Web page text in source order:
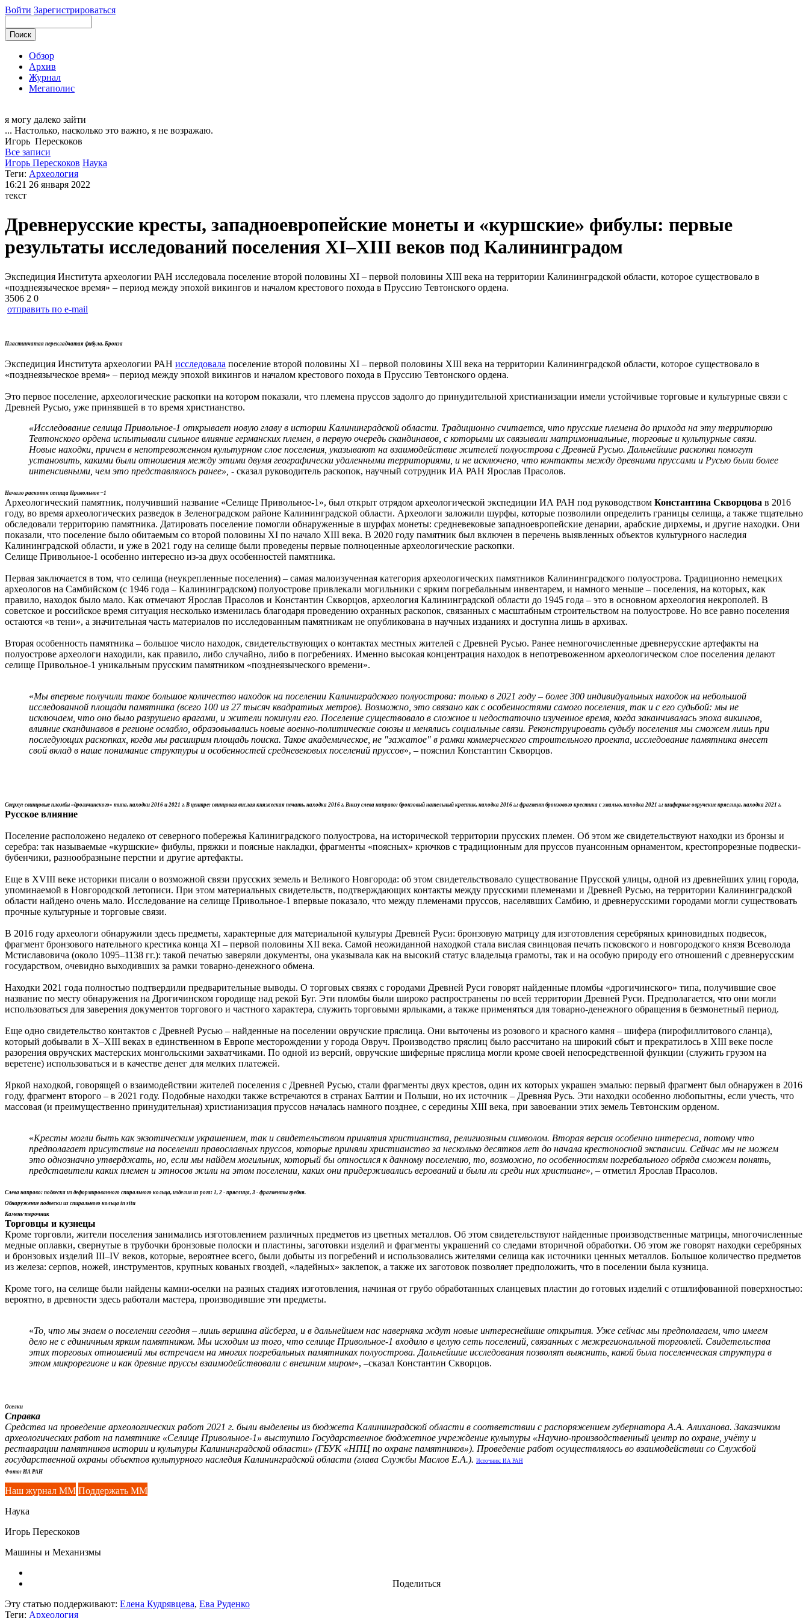
Войти Зарегистрироваться
Обзор
Архив
Журнал
Мегаполис
я могу далеко зайти
... Настолько, насколько это важно, я не возражаю.
Игорь Перескоков
Все записи
Игорь Перескоков Наука
Теги: Археология
16:21 26 января 2022
текст
Древнерусские кресты, западноевропейские монеты и «куршские» фибулы: первые
результаты исследований поселения XI–XIII веков под Калининградом
Экспедиция Института археологии РАН исследовала поселение второй половины XI – первой половины XIII века на территории Калининградской области, которое существовало в
«позднеязыческое время» – период между эпохой викингов и началом крестового похода в Пруссию Тевтонского ордена.
3506 2 0
отправить по e-mail
Пластинчатая перекладчатая фибула. Бронза
Экспедиция Института археологии РАН исследовала поселение второй половины XI – первой половины XIII века на территории Калининградской области, которое существовало в
«позднеязыческое время» – период между эпохой викингов и началом крестового похода в Пруссию Тевтонского ордена.
Это первое поселение, археологические раскопки на котором показали, что племена пруссов задолго до принудительной христианизации имели устойчивые торговые и культурные связи с
Древней Русью, уже принявшей в то время христианство.
«Исследование селища Привольное-1 открывает новую главу в истории Калининградской области. Традиционно считается, что прусские племена до прихода на эту территорию
Тевтонского ордена испытывали сильное влияние германских племен, в первую очередь скандинавов, с которыми их связывали матримониальные, торговые и культурные связи.
Новые находки, причем в непотревоженном культурном слое поселения, указывают на взаимодействие жителей полуострова с Древней Русью. Дальнейшие раскопки помогут
установить, какими были отношения между этими двумя географически удаленными территориями, и не исключено, что контакты между древними пруссами и Русью были более
интенсивными, чем это представлялось ранее», - сказал руководитель раскопок, научный сотрудник ИА РАН Ярослав Прасолов.
Начало раскопок селища Привольное –1
Археологический памятник, получивший название «Селище Привольное-1», был открыт отрядом археологической экспедиции ИА РАН под руководством Константина Скворцова в 2016
году, во время археологических разведок в Зеленоградском районе Калининградской области. Археологи заложили шурфы, которые позволили определить границы селища, а также тщательно
обследовали территорию памятника. Датировать поселение помогли обнаруженные в шурфах монеты: средневековые западноевропейские денарии, арабские дирхемы, и другие находки. Они
показали, что поселение было обитаемым со второй половины XI по начало XIII века. В 2020 году памятник был включен в перечень выявленных объектов культурного наследия
Калининградской области, и уже в 2021 году на селище были проведены первые полноценные археологические раскопки.
Селище Привольное-1 особенно интересно из-за двух особенностей памятника.
Первая заключается в том, что селища (неукрепленные поселения) – самая малоизученная категория археологических памятников Калининградского полуострова. Традиционно немецких
археологов на Самбийском (с 1946 года – Калининградском) полуострове привлекали могильники с ярким погребальным инвентарем, и намного меньше – поселения, на которых, как
правило, находок было мало. Как отмечают Ярослав Прасолов и Константин Скворцов, археология Калининградской области до 1945 года – это в основном археология некрополей. В
советское и российское время ситуация несколько изменилась благодаря проведению охранных раскопок, связанных с масштабным строительством на полуострове. Но все равно поселения
остаются «в тени», а значительная часть материалов по исследованным памятникам не опубликована в научных изданиях и доступна лишь в архивах.
Вторая особенность памятника – большое число находок, свидетельствующих о контактах местных жителей с Древней Русью. Ранее немногочисленные древнерусские артефакты на
полуострове археологи находили, как правило, либо случайно, либо в погребениях. Именно высокая концентрация находок в непотревоженном археологическом слое поселения делают
селище Привольное-1 уникальным прусским памятником «позднеязыческого времени».
«Мы впервые получили такое большое количество находок на поселении Калиниградского полуострова: только в 2021 году – более 300 индивидуальных находок на небольшой
исследованной площади памятника (всего 100 из 27 тысяч квадратных метров). Возможно, это связано как с особенностями самого поселения, так и с его судьбой: мы не
исключаем, что оно было разрушено врагами, и жители покинули его. Поселение существовало в сложное и недостаточно изученное время, когда заканчивалась эпоха викингов,
влияние скандинавов в регионе ослабло, образовывались новые военно-политические союзы и менялись социальные связи. Реконструировать судьбу поселения мы сможем лишь при
последующих раскопках, когда мы расширим площадь поиска. Такое академическое, не "зажатое" в рамки коммерческого строительного проекта, исследование памятника внесет
свой вклад в наше понимание структуры и особенностей средневековых поселений пруссов», – пояснил Константин Скворцов.
Сверху: свинцовые пломбы «дрогичинского» типа, находки 2016 и 2021 г. В центре: свинцовая вислая княжеская печать, находка 2016 г. Внизу слева направо: бронзовый нательный крестик, находка 2016 г.; фрагмент бронзового крестика с эмалью, находка 2021 г.; шиферные овручские пряслица, находка 2021 г.
Русское влияние
Поселение расположено недалеко от северного побережья Калиниградского полуострова, на исторической территории прусских племен. Об этом же свидетельствуют находки из бронзы и
серебра: так называемые «куршские» фибулы, пряжки и поясные накладки, фрагменты «поясных» крючков с традиционным для пруссов пуансонным орнаментом, крестопрорезные подвески-
бубенчики, разнообразныне перстни и другие артефакты.
Еще в XVIII веке историки писали о возможной связи прусских земель и Великого Новгорода: об этом свидетельствовало существование Прусской улицы, одной из древнейших улиц города,
упоминаемой в Новгородской летописи. При этом материальных свидетельств, подтверждающих контакты между прусскими племенами и Древней Русью, на территории Калининградской
области найдено очень мало. Исследование на селище Привольное-1 впервые показало, что между племенами пруссов, населявших Самбию, и древнерусскими городами могли существовать
прочные культурные и торговые связи.
В 2016 году археологи обнаружили здесь предметы, характерные для материальной культуры Древней Руси: бронзовую матрицу для изготовления серебряных криновидных подвесок,
фрагмент бронзового нательного крестика конца XI – первой половины XII века. Самой неожиданной находкой стала вислая свинцовая печать псковского и новгородского князя Всеволода
Мстиславовича (около 1095–1138 гг.): такой печатью заверяли документы, она указывала как на высокий статус владельца грамоты, так и на особую природу его отношений с древнерусским
государством, очевидно выходивших за рамки товарно-денежного обмена.
Находки 2021 года полностью подтвердили предварительные выводы. О торговых связях с городами Древней Руси говорят найденные пломбы «дрогичинского» типа, получившие свое
название по месту обнаружения на Дрогичинском городище над рекой Буг. Эти пломбы были широко распространены по всей территории Древней Руси. Предполагается, что они могли
использоваться для заверения документов торгового и частного характера, служить торговыми ярлыками, а также применяться для товарно-денежного обращения в безмонетный период.
Еще одно свидетельство контактов с Древней Русью – найденные на поселении овручские пряслица. Они выточены из розового и красного камня – шифера (пирофиллитового сланца),
который добывали в X–XIII веках в единственном в Европе месторождении у города Овруч. Производство пряслиц было рассчитано на широкий сбыт и прекратилось в XIII веке после
разорения овручских мастерских монгольскими захватчиками. По одной из версий, овручские шиферные пряслица могли кроме своей непосредственной функции (служить грузом на
веретене) использоваться и в качестве денег для мелких платежей.
Яркой находкой, говорящей о взаимодействии жителей поселения с Древней Русью, стали фрагменты двух крестов, один их которых украшен эмалью: первый фрагмент был обнаружен в 2016
году, фрагмент второго – в 2021 году. Подобные находки также встречаются в странах Балтии и Польши, но их источник – Древняя Русь. Эти находки особенно любопытны, если учесть, что
массовая (и преимущественно принудительная) христианизация пруссов началась намного позднее, с середины XIII века, при завоевании этих земель Тевтонским орденом.
«Кресты могли быть как экзотическим украшением, так и свидетельством принятия христианства, религиозным символом. Вторая версия особенно интересна, потому что
предполагает присутствие на поселении православных пруссов, которые приняли христианство за несколько десятков лет до начала крестоносной экспансии. Сейчас мы не можем
это однозначно утверджать, но, если мы найдем могильник, который бы относился к данному поселению, то, возможно, по особенностям погребального обряда сможем понять,
представители каких племен и этносов жили на этом поселении, каких они придерживались верований и были ли среди них христиане», – отметил Ярослав Прасолов.
Cлева направо: подвеска из деформированного спирального кольца, изделия из рога: 1, 2 - пряслица, 3 - фрагменты гребня.
Обнаружение подвески из спирального кольца in situ
Камень-терочник
Торговцы и кузнецы
Кроме торговли, жители поселения занимались изготовлением различных предметов из цветных металлов. Об этом свидетельствуют найденные производственные матрицы, многочисленные
медные оплавки, свернутые в трубочки бронзовые полоски и пластины, заготовки изделий и фрагменты украшений со следами вторичной обработки. Об этом же говорят находки серебряных
и бронзовых изделий III–IV веков, которые, вероятнее всего, были добыты из погребений и использовались жителями селища как источники ценных металлов. Большое количество предметов
из железа: серпов, ножей, инструментов, крупных кованых гвоздей, «ладейных» заклепок, а также их заготовок позволяет предположить, что в поселении была кузница.
Кроме того, на селище были найдены камни-оселки на разных стадиях изготовления, начиная от грубо обработанных сланцевых пластин до готовых изделий с отшлифованной поверхностью:
вероятно, в древности здесь работали мастера, производившие эти предметы.
«То, что мы знаем о поселении сегодня – лишь вершина айсберга, и в дальнейшем нас наверняка ждут новые интереснейшие открытия. Уже сейчас мы предполагаем, что имеем
дело не с единичным ярким памятником. Мы исходим из того, что селище Привольное-1 входило в целую сеть поселений, связанных с межрегиональной торговлей. Свидетельства
этих торговых отношений мы встречаем на многих погребальных памятниках полуострова. Дальнейшие исследования позволят выяснить, какой была поселенческая структура в
этом микрорегионе и как древние пруссы взаимодействовали с внешним миром», –сказал Константин Скворцов.
Оселки
Справка
Средства на проведение археологических работ 2021 г. были выделены из бюджета Калининградской области в соответствии с распоряжением губернатора А.А. Алиханова. Заказчиком
археологических работ на памятнике «Селище Привольное-1» выступило Государственное бюджетное учреждение культуры «Научно-производственный центр по охране, учёту и
реставрации памятников истории и культуры Калининградской области» (ГБУК «НПЦ по охране памятников»). Проведение работ осуществлялось во взаимодействии со Службой
государственной охраны объектов культурного наследия Калининградской области (глава Службы Маслов Е.А.). Источник: ИА РАН
Фото: ИА РАН
Наш журнал ММ Поддержать ММ
Наука
Игорь Перескоков
Машины и Механизмы
Поделиться
Эту статью поддерживают: Елена Кудрявцева, Ева Руденко
Теги: Археология